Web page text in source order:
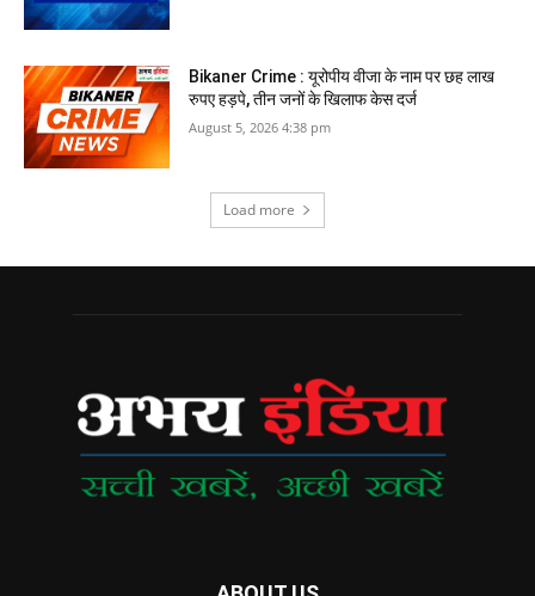
Bikaner Crime : यूरोपीय वीजा के नाम पर छह लाख
रुपए हड़पे, तीन जनों के खिलाफ केस दर्ज
August 5, 2026 4:38 pm
Load more